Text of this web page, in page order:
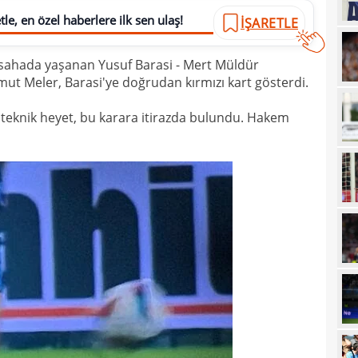
en özel haberlere ilk sen ulaş! İŞARETLE
yaşanan Yusuf Barasi - Mert Müldür
Meler, Barasi'ye doğrudan kırmızı kart gösterdi.
heyet, bu karara itirazda bulundu. Hakem
5